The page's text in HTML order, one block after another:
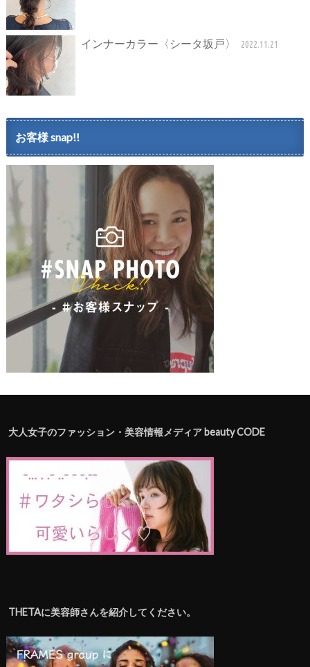
インナーカラー〈シータ坂戸〉 2022.11.21
お客様 snap!!
大人女子のファッション・美容情報メディア beauty CODE
THETAに美容師さんを紹介してください。